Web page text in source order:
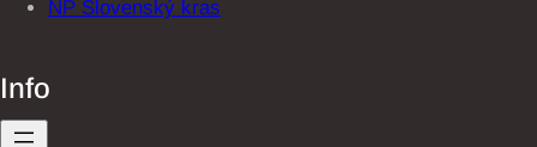
NP Slovenský kras
Info